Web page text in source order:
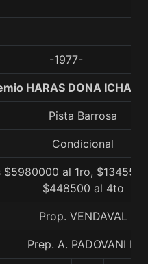
-1977-
HARAS DONA ICHA,
Pista Barrosa
Condicional
$5980000 al 1ro,
$448500 al 4to
Prop. VENDAVAL
Prep. A. PADOVANI E.